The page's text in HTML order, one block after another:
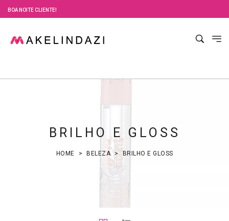
BOA NOITE CLIENTE!
BRILHO E GLOSS
HOME BELEZA BRILHO E GLOSS